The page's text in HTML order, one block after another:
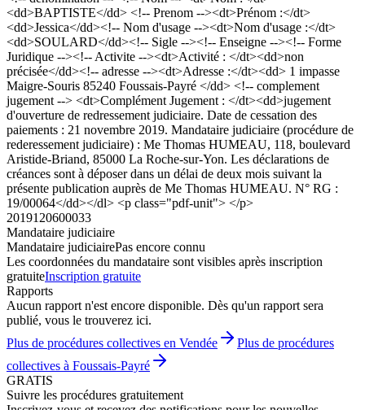
<dd>BAPTISTE</dd> <!-- Prenom --><dt>Prénom :</dt>
<dd>Jessica</dd><!-- Nom d'usage --><dt>Nom d'usage :</dt>
<dd>SOULARD</dd><!-- Sigle --><!-- Enseigne --><!-- Forme
Juridique --><!-- Activite --><dt>Activité : </dt><dd>non
précisée</dd><!-- adresse --><dt>Adresse :</dt><dd> 1 impasse
Maigre-Souris 85240 Foussais-Payré </dd> <!-- complement
jugement --> <dt>Complément Jugement : </dt><dd>jugement
d'ouverture de redressement judiciaire. Date de cessation des
paiements : 21 novembre 2019. Mandataire judiciaire (procédure de
rederessement judiciaire) : Me Thomas HUMEAU, 118, boulevard
Aristide-Briand, 85000 La Roche-sur-Yon. Les déclarations de
créances sont à déposer dans un délai de deux mois suivant la
présente publication auprès de Me Thomas HUMEAU. N° RG :
19/00064</dd></dl> <p class="pdf-unit"> </p>
2019120600033
Mandataire judiciaire
Mandataire judiciairePas encore connu
Les coordonnées du mandataire sont visibles après inscription
gratuiteInscription gratuite
Rapports
Aucun rapport n'est encore disponible. Dès qu'un rapport sera
publié, vous le trouverez ici.
Plus de procédures collectives en Vendée
Plus de procédures
collectives à Foussais-Payré
GRATIS
Suivre les procédures gratuitement